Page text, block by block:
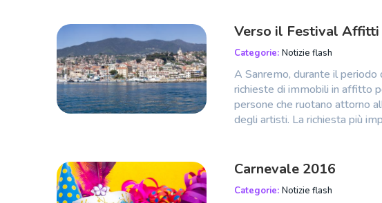
Verso il Festival Affitti
Categorie: Notizie flash
A Sanremo, durante il
richieste di immobili in affitto
persone che ruotano attorno
degli artisti. La richiesta più
Carnevale 2016
Categorie: Notizie flash